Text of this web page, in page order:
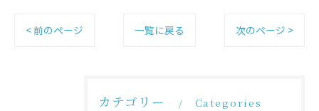
< 前のページ 一覧に戻る 次のページ >
カテゴリー Categories